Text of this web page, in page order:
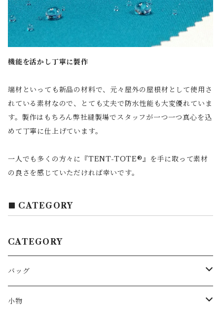
機能を活かし丁寧に製作
端材といっても新品の材料で、元々屋外の屋根材として使用さ
れている素材なので、とても丈夫で防水性能も大変優れていま
す。製作はもちろん弊社縫製場でスタッフが一つ一つ真心を込
めて丁寧に仕上げています。
一人でも多くの方々に『TENT-TOTE®』を手に取って素材
の良さを感じていただければ幸いです。
CATEGORY
CATEGORY
バッグ
トートバッグ
小物